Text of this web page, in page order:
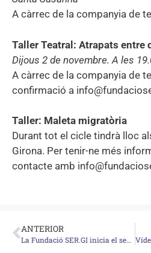
A càrrec de la companyia de
Taller Teatral: Atrapats entre
Dijous 2 de novembre. A les
A càrrec de la companyia de
confirmació a
Taller: Maleta migratòria
Durant tot el cicle tindrà lloc
Girona. Per tenir-ne més
contacte amb
ANTERIOR
La Fundació SER.GI inicia el segon cicle Siner[GI]es que enguany dedica a les fronteres